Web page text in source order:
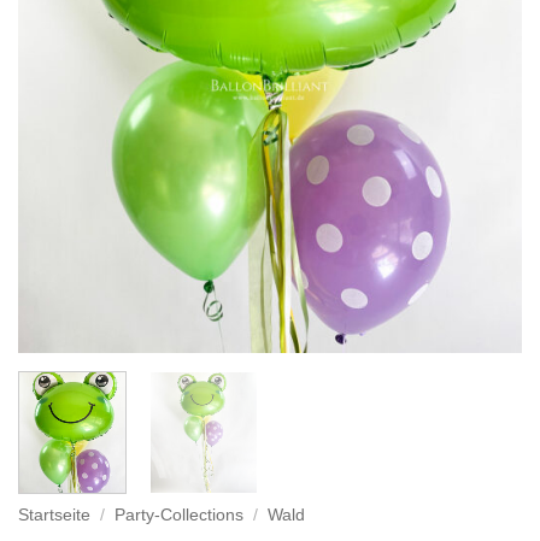
Startseite / Party-Collections / Wald